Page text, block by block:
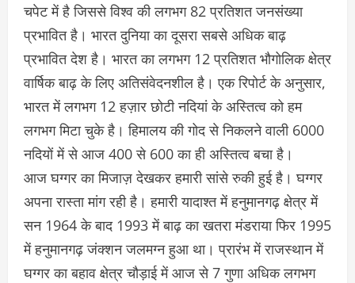
चपेट में है जिससे विश्व की लगभग 82 प्रतिशत जनसंख्या
प्रभावित है। भारत दुनिया का दूसरा सबसे अधिक बाढ़
प्रभावित देश है। भारत का लगभग 12 प्रतिशत भौगोलिक क्षेत्र
वार्षिक बाढ़ के लिए अतिसंवेदनशील है। एक रिपोर्ट के अनुसार,
भारत में लगभग 12 हज़ार छोटी नदियां के अस्तित्व को हम
लगभग मिटा चुके है। हिमालय की गोद से निकलने वाली 6000
नदियों में से आज 400 से 600 का ही अस्तित्व बचा है।
आज घग्गर का मिजाज़ देखकर हमारी सांसे रुकी हुई है। घग्गर
अपना रास्ता मांग रही है। हमारी यादाश्त में हनुमानगढ़ क्षेत्र में
सन 1964 के बाद 1993 में बाढ़ का खतरा मंडराया फिर 1995
में हनुमानगढ़ जंक्शन जलमग्न हुआ था। प्रारंभ में राजस्थान में
घग्गर का बहाव क्षेत्र चौड़ाई में आज से 7 गुणा अधिक लगभग